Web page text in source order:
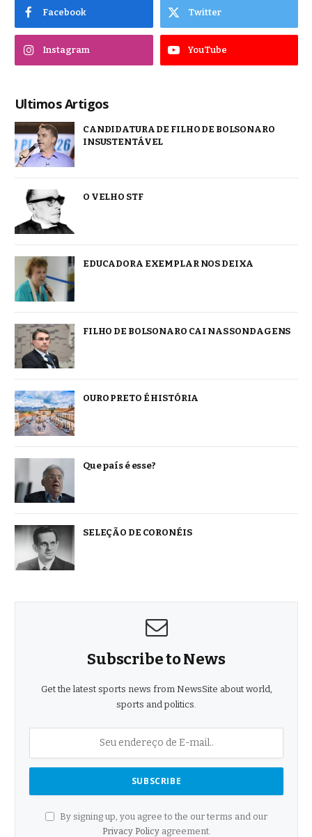
Facebook Twitter
Instagram YouTube
Ultimos Artigos
CANDIDATURA DE FILHO DE BOLSONARO
INSUSTENTÁVEL
O VELHO STF
EDUCADORA EXEMPLAR NOS DEIXA
FILHO DE BOLSONARO CAI NAS SONDAGENS
OURO PRETO É HISTÓRIA
Que país é esse?
SELEÇÃO DE CORONÉIS
Subscribe to News
Get the latest sports news from NewsSite about world,
sports and politics.
By signing up, you agree to the our terms and our
Privacy Policyagreement.